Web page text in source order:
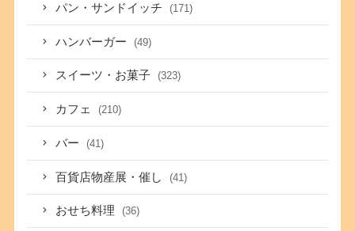
パン・サンドイッチ (171)
ハンバーガー (49)
スイーツ・お菓子 (323)
カフェ (210)
バー (41)
百貨店物産展・催し (41)
おせち料理 (36)